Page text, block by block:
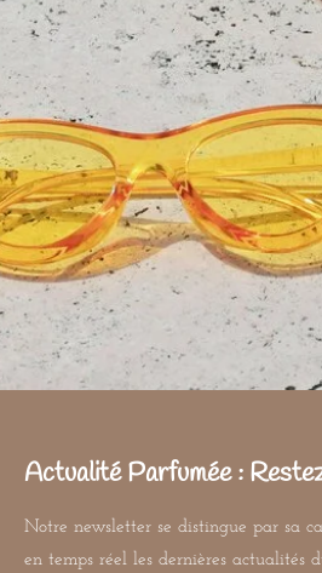
Actualité Parfumée :
Notre newsletter se distingue par sa
en temps réel les dernières actualités